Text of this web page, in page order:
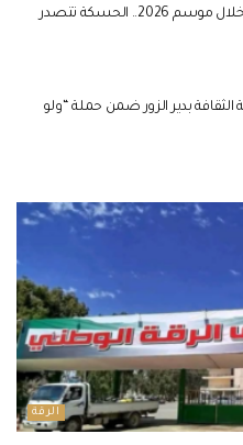
قفزة في إنتاج القمح السوري خلال موسم 2026.. الحسكة تتصدر
الثقافة بدير الزور ضمن حملة “ولو
الرقة